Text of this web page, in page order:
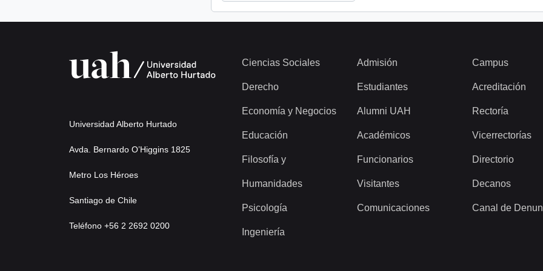
Universidad Alberto Hurtado
Avda. Bernardo O’Higgins 1825
Metro Los Héroes
Santiago de Chile
Teléfono +56 2 2692 0200
Ciencias Sociales
Derecho
Economía y Negocios
Educación
Filosofía y
Humanidades
Psicología
Ingeniería
Admisión
Estudiantes
Alumni UAH
Académicos
Funcionarios
Visitantes
Comunicaciones
Campus
Acreditación
Rectoría
Vicerrectorías
Directorio
Decanos
Canal de